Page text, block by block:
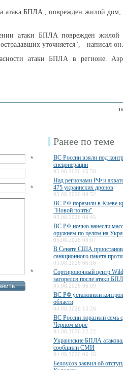
атака БПЛА , поврежден жилой дом,
атаки БПЛА поврежден жилой
уточняется", - написал он.
атаки БПЛА в регионе.
*
*
*
Ранее по теме
ВС России взяли под
спецоперации
05.08.2026 16:58
Над регионами РФ и
475 украинских дронов
05.08.2026 08:52
ВС РФ поразили в Киеве
"Новой почты"
05.08.2026 08:45
ВС РФ ночью нанесли
оружием по целям на
05.08.2026 08:07
В Сенате США
санкционного пакета
05.08.2026 06:16
Сортировочный центр
загорелся после атаки
05.08.2026 06:09
ВС РФ установили
области
04.08.2026 15:26
ВС России поразили семь
Черном море
04.08.2026 12:22
Украинские БПЛА
сообщили СМИ
04.08.2026 06:46
Белоусов заявил об